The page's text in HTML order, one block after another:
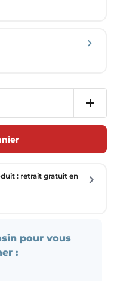
: retrait gratuit en
pour vous
: